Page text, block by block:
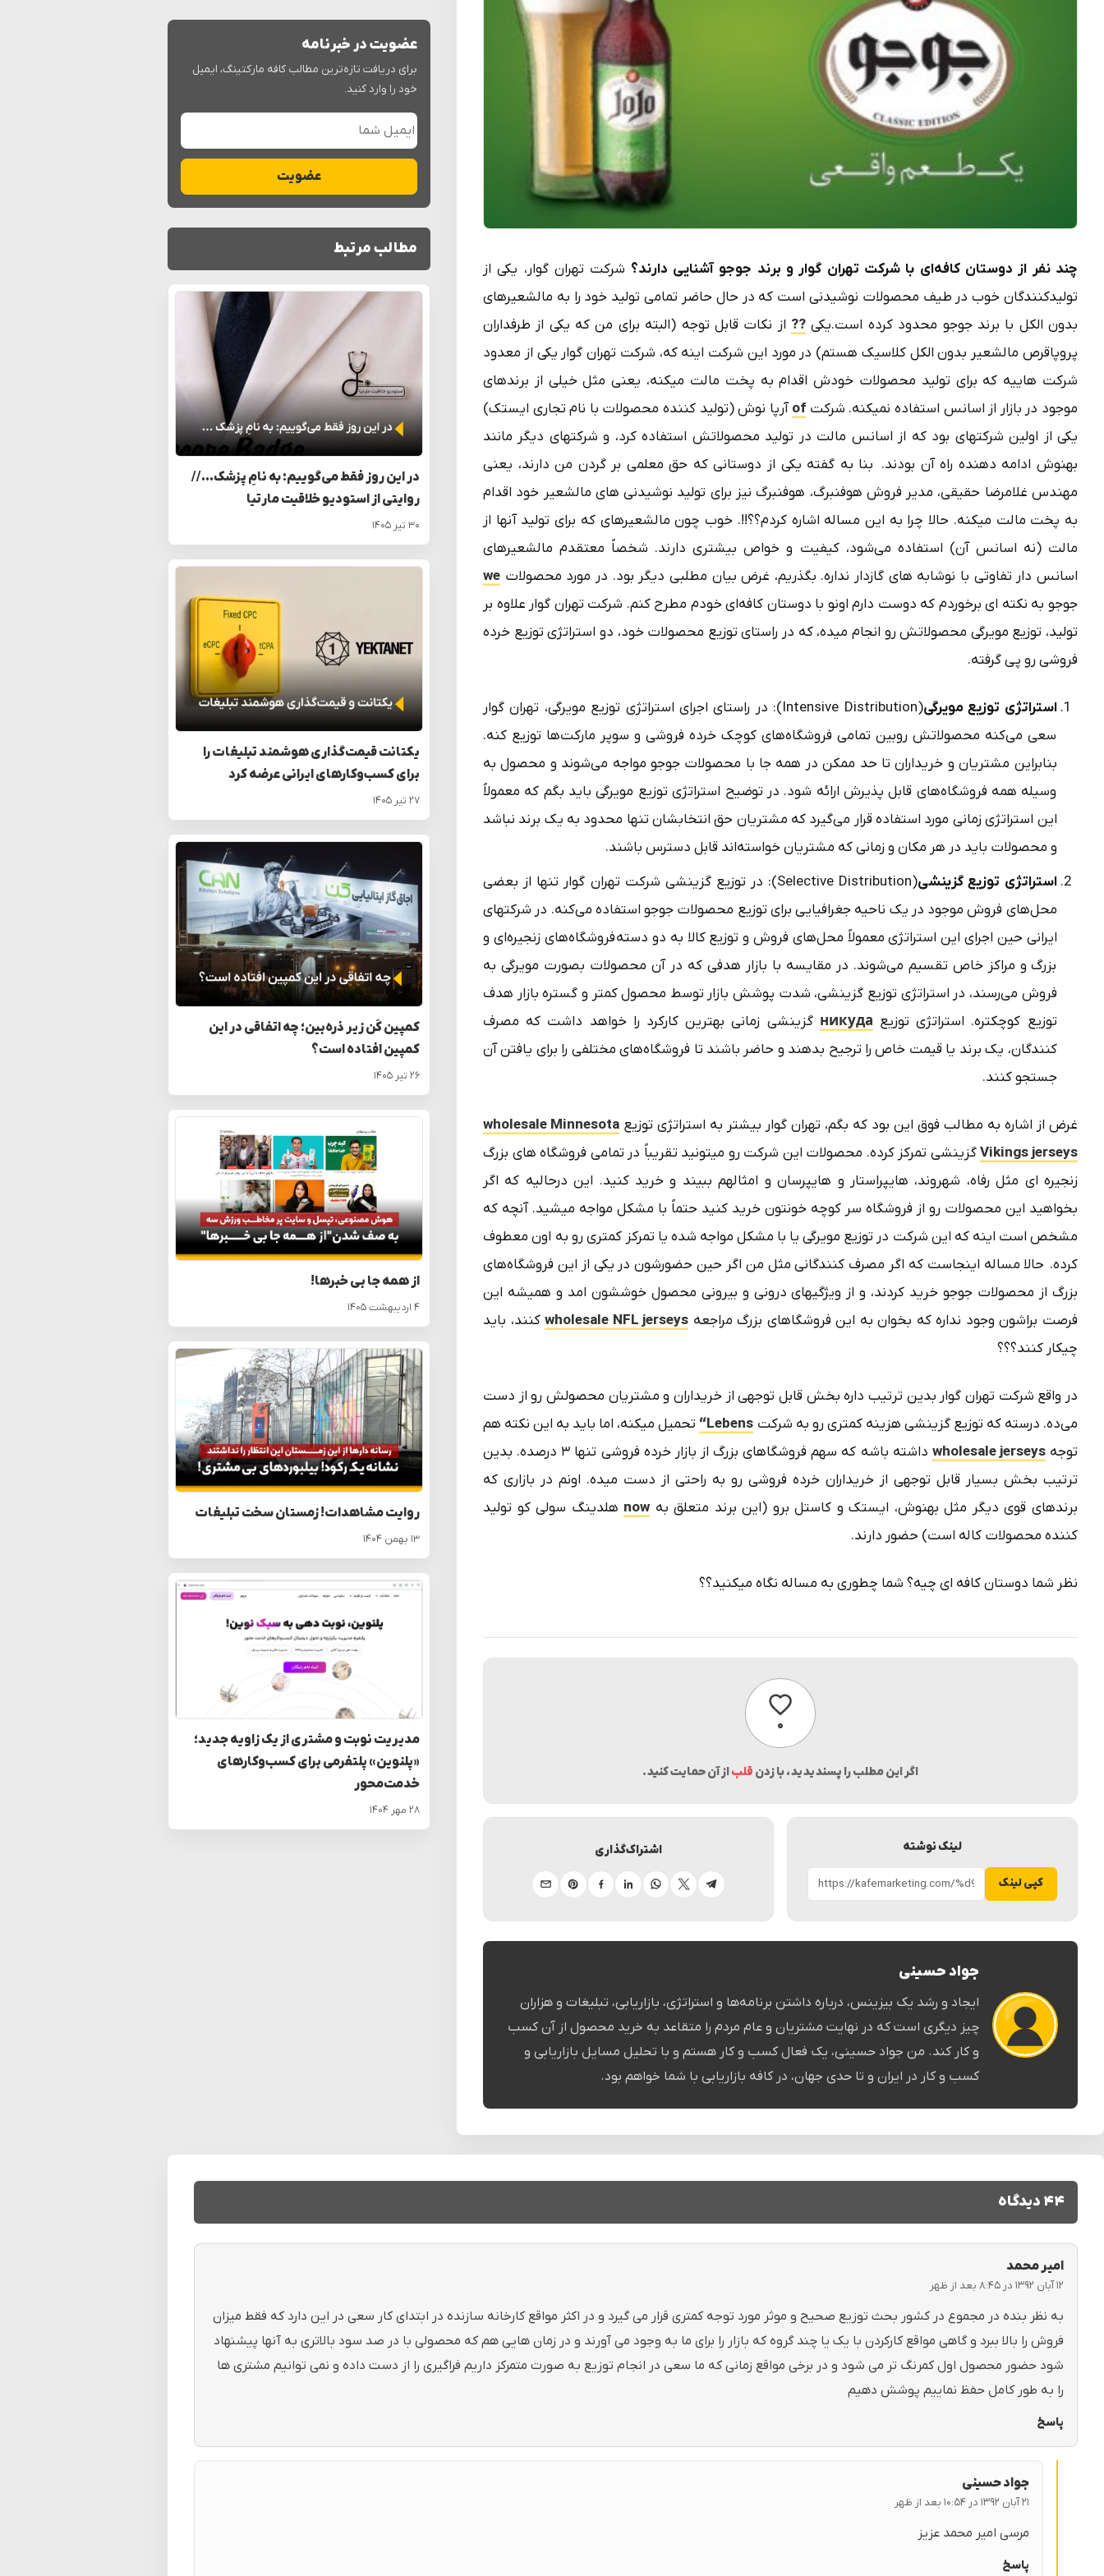
چند نفر از دوستان کافه‌ای با شرکت تهران گوار و برند جوجو آشنایی دارند؟ شرکت تهران گوار، یکی از
تولیدکنندگان خوب در طیف محصولات نوشیدنی است که در حال حاضر تمامی تولید خود را به مالشعیرهای
بدون الکل با برند جوجو محدود کرده است.یکی ?? از نکات قابل توجه (البته برای من که یکی از طرفداران
پروپاقرص مالشعیر بدون الکل کلاسیک هستم) در مورد این شرکت اینه که، شرکت تهران گوار یکی از معدود
شرکت هاییه که برای تولید محصولات خودش اقدام به پخت مالت میکنه، یعنی مثل خیلی از برندهای
موجود در بازار از اسانس استفاده نمیکنه. شرکت ofآرپا نوش (تولید کننده محصولات با نام تجاری ایستک)
یکی از اولین شرکتهای بود که از اسانس مالت در تولید محصولاتش استفاده کرد، و شرکتهای دیگر مانند
بهنوش ادامه دهنده راه آن بودند. بنا به گفته یکی از دوستانی که حق معلمی بر گردن من دارند، یعنی
مهندس غلامرضا حقیقی، مدیر فروش هوفنبرگ، هوفنبرگ نیز برای تولید نوشیدنی های مالشعیر خود اقدام
به پخت مالت میکنه. حالا چرا به این مساله اشاره کردم؟؟!!. خوب چون مالشعیرهای که برای تولید آنها از
مالت (نه اسانس آن) استفاده می‌شود، کیفیت و خواص بیشتری دارند. شخصاً معتقدم مالشعیرهای
اسانس دار تفاوتی با نوشابه های گازدار نداره. بگذریم، غرض بیان مطلبی دیگر بود. در مورد محصولات we
جوجو به نکته ای برخوردم که دوست دارم اونو با دوستان کافه‌ای خودم مطرح کنم. شرکت تهران گوار علاوه بر
تولید، توزیع مویرگی محصولاتش رو انجام میده، که در راستای توزیع محصولات خود، دو استراتژی توزیع خرده
فروشی رو پی گرفته.
استراتژی توزیع مویرگی
(Intensive Distribution): در راستای اجرای استراتژی توزیع مویرگی، تهران گوار
سعی می‌کنه محصولاتش روبین تمامی فروشگاه‌های کوچک خرده فروشی و سوپر مارکت‌ها توزیع کنه.
بنابراین مشتریان و خریداران تا حد ممکن در همه جا با محصولات جوجو مواجه می‌شوند و محصول به
وسیله همه فروشگاه‌های قابل پذیرش ارائه شود. در توضیح استراتژی توزیع مویرگی باید بگم که معمولاً
این استراتژی زمانی مورد استفاده قرار می‌گیرد که مشتریان حق انتخابشان تنها محدود به یک برند نباشد
و محصولات باید در هر مکان و زمانی که مشتریان خواسته‌اند قابل دسترس باشند.
استراتژی توزیع گزینشی
(Selective Distribution): در توزیع گزینشی شرکت تهران گوار تنها از بعضی
محل‌های فروش موجود در یک ناحیه جغرافیایی برای توزیع محصولات جوجو استفاده می‌کنه. در شرکتهای
ایرانی حین اجرای این استراتژی معمولاً محل‌های فروش و توزیع کالا به دو دسته فروشگاه‌های زنجیره‌ای و
بزرگ و مراکز خاص تقسیم می‌شوند. در مقایسه با بازار هدفی که در آن محصولات بصورت مویرگی به
فروش می‌رسند، در استراتژی توزیع گزینشی، شدت پوشش بازار توسط محصول کمتر و گستره بازار هدف
توزیع کوچکتره. استراتژی توزیع никуда گزینشی زمانی بهترین کارکرد را خواهد داشت که مصرف
کنندگان، یک برند یا قیمت خاص را ترجیح بدهند و حاضر باشند تا فروشگاه‌های مختلفی را برای یافتن آن
جستجو کنند.
غرض از اشاره به مطالب فوق این بود که بگم، تهران گوار بیشتر به استراتژی توزیع wholesale Minnesota
Vikings jerseysگزینشی تمرکز کرده. محصولات این شرکت رو میتونید تقریباً در تمامی فروشگاه های بزرگ
زنجیره ای مثل رفاه، شهروند، هایپراستار و هایپرسان و امثالهم ببیند و خرید کنید. این درحالیه که اگر
بخواهید این محصولات رو از فروشگاه سر کوچه خونتون خرید کنید حتماً با مشکل مواجه میشید. آنچه که
مشخص است اینه که این شرکت در توزیع مویرگی یا با مشکل مواجه شده یا تمرکز کمتری رو به اون معطوف
کرده. حالا مساله اینجاست که اگر مصرف کنندگانی مثل من اگر حین حضورشون در یکی از این فروشگاه‌های
بزرگ از محصولات جوجو خرید کردند، و از ویژگیهای درونی و بیرونی محصول خوششون امد و همیشه این
فرصت براشون وجود نداره که بخوان به این فروشگاهای بزرگ مراجعه wholesale NFL jerseysکنند، باید
چیکار کنند؟؟؟
در واقع شرکت تهران گوار بدین ترتیب داره بخش قابل توجهی از خریداران و مشتریان محصولش رو از دست
می‌ده. درسته که توزیع گزینشی هزینه کمتری رو به شرکت Lebens“
تحمیل میکنه، اما باید به این نکته هم
توجهwholesale jerseys
داشته باشه که سهم فروشگاهای بزرگ از بازار خرده فروشی تنها ۳ درصده. بدین
ترتیب بخش بسیار قابل توجهی از خریداران خرده فروشی رو به راحتی از دست میده. اونم در بازاری که
برندهای قوی دیگر مثل بهنوش، ایستک و کاستل برو (این برند متعلق به now هلدینگ سولی کو تولید
کننده محصولات کاله است) حضور دارند.
نظر شما دوستان کافه ای چیه؟ شما چطوری به مساله نگاه میکنید؟؟
۰پسندیدن
اگر این مطلب را پسندیدید، با زدن قلباز آن حمایت کنید.
لینک نوشته
کپی لینک
اشتراک‌گذاری
تلگرامایکسواتساپلینکدینفیسبوکپینترستایمیل
جواد حسینی
ایجاد و رشد یک بیزینس، درباره داشتن برنامه‌ها و استراتژی، بازاریابی، تبلیغات و هزاران
چیز دیگری است که در نهایت مشتریان و عام مردم را متقاعد به خرید محصول از آن کسب
و کار کند. من جواد حسینی، یک فعال کسب و کار هستم و با تحلیل مسایل بازاریابی و
کسب و کار در ایران و تا حدی جهان، در کافه بازاریابی با شما خواهم بود.
عضویت در خبرنامه
برای دریافت تازه‌ترین مطالب کافه مارکتینگ، ایمیل
خود را وارد کنید.
عضویت
مطالب مرتبط
در این روز فقط می‌گوییم: به نامِ پزشک… //
روایتی از استودیو خلاقیت مارتیا
۳۰ تیر ۱۴۰۵
یکتانت قیمت‌گذاری هوشمند تبلیغات را
برای کسب‌وکارهای ایرانی عرضه کرد
۲۷ تیر ۱۴۰۵
کمپین کَن زیر ذره‌بین؛ چه اتفاقی در این
کمپین افتاده است؟
۲۶ تیر ۱۴۰۵
از همه جا بی خبرها!
۴ اردیبهشت ۱۴۰۵
روایت مشاهدات! زمستان سخت تبلیغات
۱۳ بهمن ۱۴۰۴
مدیریت نوبت و مشتری از یک زاویه جدید؛
«پلنوین» پلتفرمی برای کسب‌وکارهای
خدمت‌محور
۲۸ مهر ۱۴۰۴
۴۴ دیدگاه
امیر محمد
۱۲ آبان ۱۳۹۲ در ۸:۴۵ بعد از ظهر
به نظر بنده در مجموع در کشور بحث توزیع صحیح و موثر مورد توجه کمتری قرار می گیرد و در اکثر مواقع کارخانه سازنده در ابتدای کار سعی در این دارد که فقط میزان
فروش را بالا ببرد و گاهی مواقع کارکردن با یک یا چند گروه که بازار را برای ما به وجود می آورند و در زمان هایی هم که محصولی با در صد سود بالاتری به آنها پیشنهاد
شود حضور محصول اول کمرنگ تر می شود و در برخی مواقع زمانی که ما سعی در انجام توزیع به صورت متمرکز داریم فراگیری را از دست داده و نمی توانیم مشتری ها
را به طور کامل حفظ نماییم پوشش دهیم
پاسخ
جواد حسینی
۲۱ آبان ۱۳۹۲ در ۱۰:۵۴ بعد از ظهر
مرسی امیر محمد عزیز
پاسخ